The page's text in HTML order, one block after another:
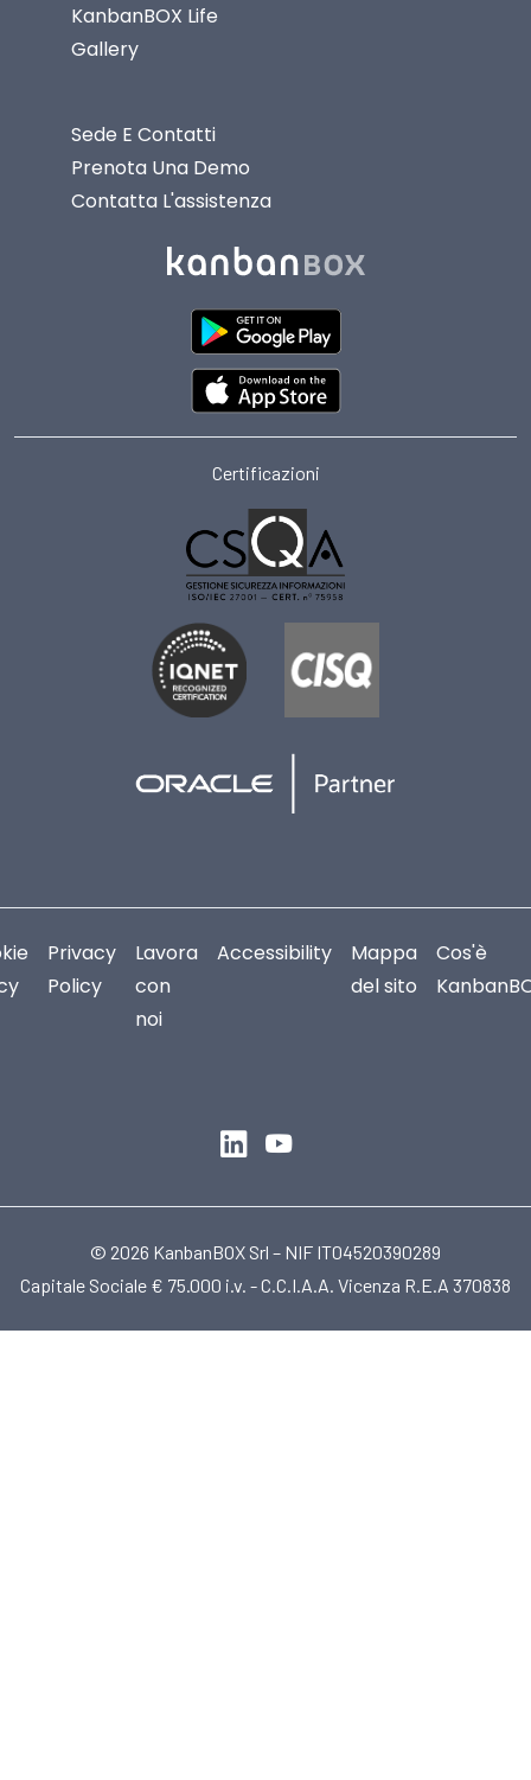
KanbanBOX Life
Gallery
Sede E Contatti
Prenota Una Demo
Contatta L'assistenza
Certificazioni
Privacy
Policy
Lavora
con
noi
Accessibility
Mappa
del sito
Cos'è
© 2026 KanbanBOX Srl – NIF IT04520390289
Capitale Sociale € 75.000 i.v. - C.C.I.A.A. Vicenza R.E.A 370838